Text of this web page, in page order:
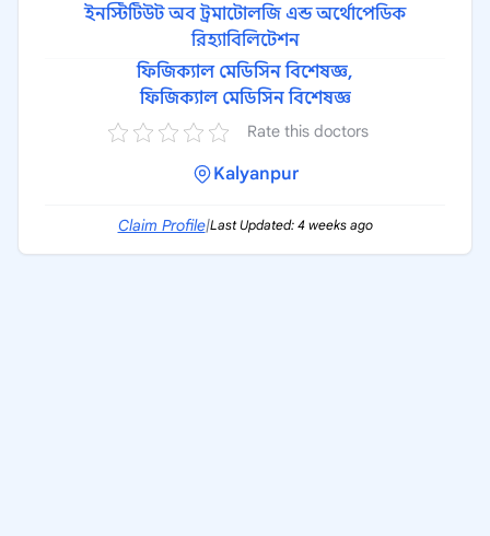
ইনস্টিটিউট অব ট্রমাটোলজি এন্ড অর্থোপেডিক
রিহ্যাবিলিটেশন
ফিজিক্যাল মেডিসিন বিশেষজ্ঞ,
ফিজিক্যাল মেডিসিন বিশেষজ্ঞ
Rate this doctors
Kalyanpur
Claim Profile|Last Updated: 4 weeks ago